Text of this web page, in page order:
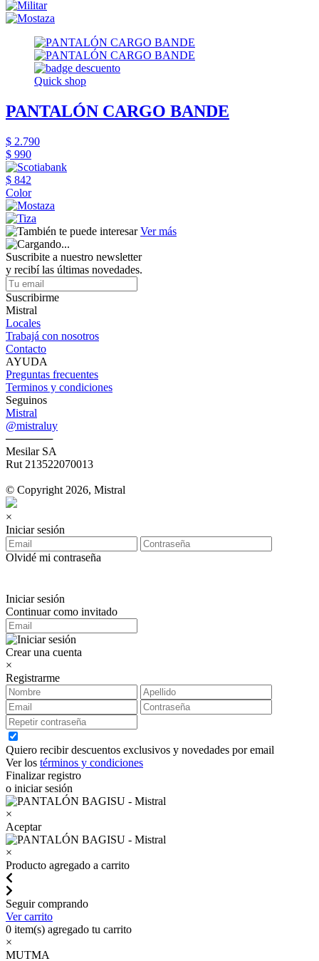
Quick shop
PANTALÓN CARGO BANDE
$ 2.790
$ 990
$ 842
Color
Ver más
Suscribite a nuestro newsletter
y recibí las últimas novedades.
Suscribirme
Mistral
Locales
Trabajá con nosotros
Contacto
AYUDA
Preguntas frecuentes
Terminos y condiciones
Seguinos
Mistral
@mistraluy
──────
Mesilar SA
Rut 213522070013
© Copyright 2026, Mistral
×
Iniciar sesión
Olvidé mi contraseña
Iniciar sesión
Continuar como invitado
Crear una cuenta
×
Registrarme
Quiero recibir descuentos exclusivos y novedades por email
Ver los términos y condiciones
Finalizar registro
o iniciar sesión
×
Aceptar
×
Producto agregado a carrito
Seguir comprando
Ver carrito
0 item(s) agregado tu carrito
×
MUTMA